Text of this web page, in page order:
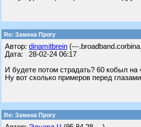
Re: Замена Прогу
Автор: dinamitbrein (---
Дата: 28-02-24 06:17
И будете потом страдать? 60 кобыл
Ну вот сколько примеров перед
Re: Замена Прогу